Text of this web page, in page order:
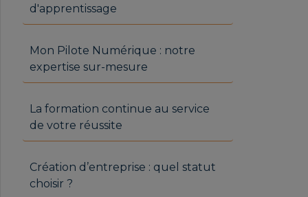
d'apprentissage
Mon Pilote Numérique : notre
expertise sur-mesure
La formation continue au service
de votre réussite
Création d’entreprise : quel statut
choisir ?